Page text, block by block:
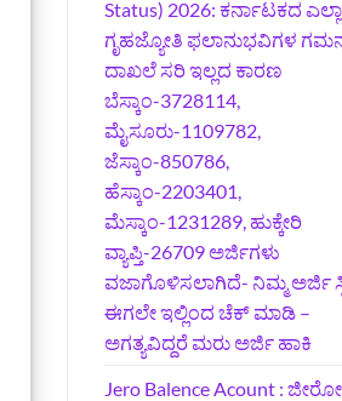
Status) 2026: ಕರ್ನಾಟಕದ ಎಲ್ಲಾ
ಗೃಹಜ್ಯೋತಿ ಫಲಾನುಭವಿಗಳ
ದಾಖಲೆ ಸರಿ ಇಲ್ಲದ ಕಾರಣ
ಬೆಸ್ಕಾಂ-3728114,
ಮೈಸೂರು-1109782,
ಜೆಸ್ಕಾಂ-850786,
ಹೆಸ್ಕಾಂ-2203401,
ಮೆಸ್ಕಾಂ-1231289, ಹುಕ್ಕೇರಿ
ವ್ಯಾಪ್ತಿ-26709 ಅರ್ಜಿಗಳು
ವಜಾಗೊಳಿಸಲಾಗಿದೆ- ನಿಮ್ಮ ಅರ್ಜಿ
ಈಗಲೇ ಇಲ್ಲಿಂದ ಚೆಕ್ ಮಾಡಿ –
ಅಗತ್ಯವಿದ್ದರೆ ಮರು ಅರ್ಜಿ ಹಾಕಿ
Jero Balence Acount : ಜೀರೋ